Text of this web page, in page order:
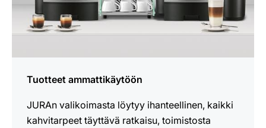
Tuotteet ammattikäytöön
JURAn valikoimasta löytyy ihanteellinen, kaikki
kahvitarpeet täyttävä ratkaisu, toimistosta